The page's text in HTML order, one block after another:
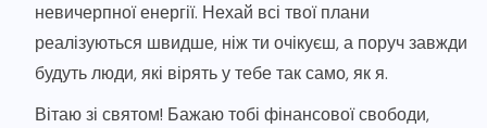
невичерпної енергії. Нехай всі твої плани
реалізуються швидше, ніж ти очікуєш, а поруч завжди
будуть люди, які вірять у тебе так само, як я.
Вітаю зі святом! Бажаю тобі фінансової свободи,